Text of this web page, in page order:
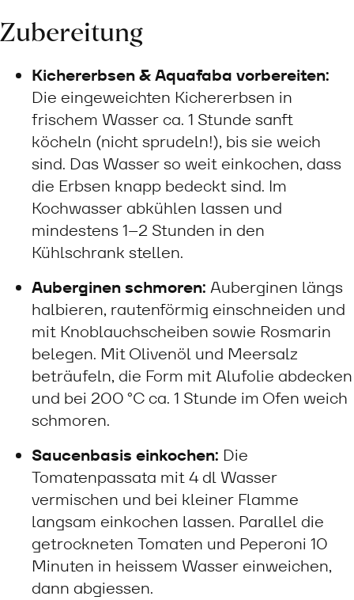
Zubereitung
Kichererbsen & Aquafaba vorbereiten:
Die eingeweichten Kichererbsen in
frischem Wasser ca. 1 Stunde sanft
köcheln (nicht sprudeln!), bis sie weich
sind. Das Wasser so weit einkochen, dass
die Erbsen knapp bedeckt sind. Im
Kochwasser abkühlen lassen und
mindestens 1–2 Stunden in den
Kühlschrank stellen.
Auberginen schmoren: Auberginen längs
halbieren, rautenförmig einschneiden und
mit Knoblauchscheiben sowie Rosmarin
belegen. Mit Olivenöl und Meersalz
beträufeln, die Form mit Alufolie abdecken
und bei 200 °C ca. 1 Stunde im Ofen weich
schmoren.
Saucenbasis einkochen: Die
Tomatenpassata mit 4 dl Wasser
vermischen und bei kleiner Flamme
langsam einkochen lassen. Parallel die
getrockneten Tomaten und Peperoni 10
Minuten in heissem Wasser einweichen,
dann abgiessen.